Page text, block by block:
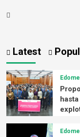
Latest